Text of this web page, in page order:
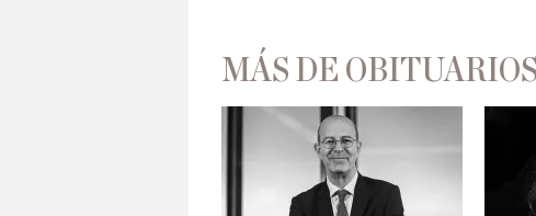
MÁS DE OBITUARIOS